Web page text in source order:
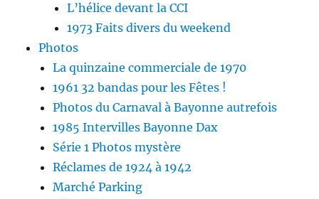
L’hélice devant la CCI
1973 Faits divers du weekend
Photos
La quinzaine commerciale de 1970
1961 32 bandas pour les Fêtes !
Photos du Carnaval à Bayonne autrefois
1985 Intervilles Bayonne Dax
Série 1 Photos mystère
Réclames de 1924 à 1942
Marché Parking